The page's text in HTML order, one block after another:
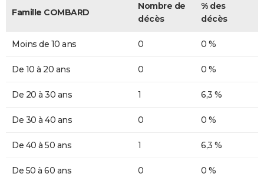
Famille COMBARD
Nombre de
décès
% des
décès
Moins de 10 ans 0 0 %
De 10 à 20 ans 0 0 %
De 20 à 30 ans 1 6,3 %
De 30 à 40 ans 0 0 %
De 40 à 50 ans 1 6,3 %
De 50 à 60 ans 0 0 %